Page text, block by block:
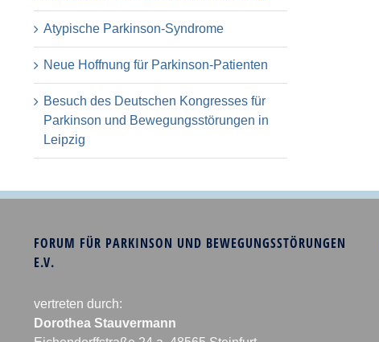
Atypische Parkinson-Syndrome
Neue Hoffnung für Parkinson-Patienten
Besuch des Deutschen Kongresses für
Parkinson und Bewegungsstörungen in
Leipzig
FORUM FÜR PARKINSON UND BEWEGUNGSSTÖRUNGEN
E.V.
vertreten durch:
Dorothea Stauvermann